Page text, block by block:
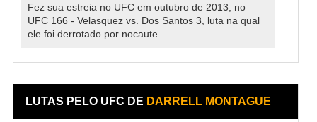
Fez sua estreia no UFC em outubro de 2013, no
UFC 166 - Velasquez vs. Dos Santos 3, luta na qual
ele foi derrotado por nocaute.
LUTAS PELO UFC DE DARRELL MONTAGUE